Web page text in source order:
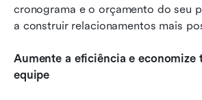
cronograma e o orçamento do seu
a construir relacionamentos mais
Aumente a eficiência e economize
equipe